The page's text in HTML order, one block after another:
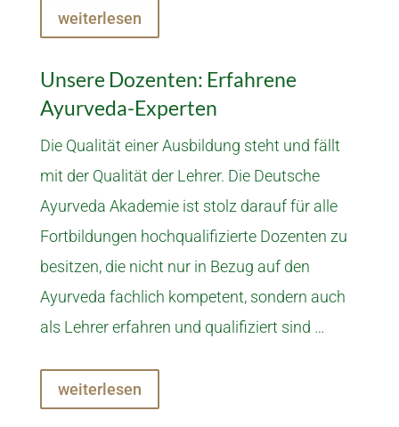
weiterlesen
Unsere Dozenten: Erfahrene
Ayurveda-Experten
Die Qualität einer Ausbildung steht und fällt
mit der Qualität der Lehrer. Die Deutsche
Ayurveda Akademie ist stolz darauf für alle
Fortbildungen hochqualifizierte Dozenten zu
besitzen, die nicht nur in Bezug auf den
Ayurveda fachlich kompetent, sondern auch
als Lehrer erfahren und qualifiziert sind …
weiterlesen